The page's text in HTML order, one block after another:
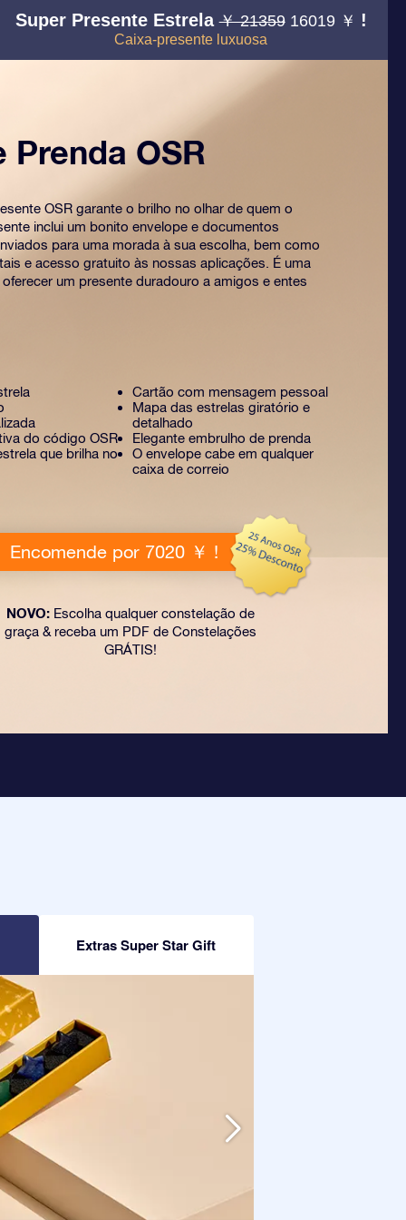
Super Presente Estrela￥ 21359 16019 ￥ !
Caixa-presente luxuosa
Prenda OSR
OSR garante o brilho no olhar de quem o
inclui um bonito envelope e documentos
para uma morada à sua escolha, bem como
e acesso gratuito às nossas aplicações. É uma
um presente duradouro a amigos e entes
do código OSR
que brilha no
Cartão com mensagem pessoal
Mapa das estrelas giratório e
detalhado
Elegante embrulho de prenda
O envelope cabe em qualquer
caixa de correio
Encomende por 7020 ￥ !
NOVO:Escolha qualquer constelação de
graça & receba um PDF de Constelações
GRÁTIS!
Extras Super Star Gift